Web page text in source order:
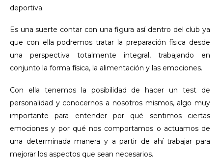
deportiva.
Es una suerte contar con una figura así dentro del club ya
que con ella podremos tratar la preparación física desde
una perspectiva totalmente integral, trabajando en
conjunto la forma física, la alimentación y las emociones.
Con ella tenemos la posibilidad de hacer un test de
personalidad y conocernos a nosotros mismos, algo muy
importante para entender por qué sentimos ciertas
emociones y por qué nos comportamos o actuamos de
una determinada manera y a partir de ahí trabajar para
mejorar los aspectos que sean necesarios.